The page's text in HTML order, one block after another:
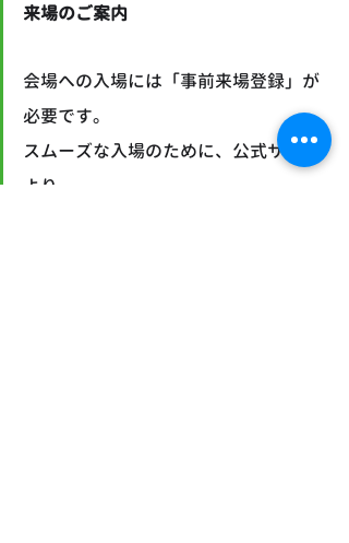
来場のご案内
会場への入場には「事前来場登録」が
必要です。
スムーズな入場のために、公式サイト
より